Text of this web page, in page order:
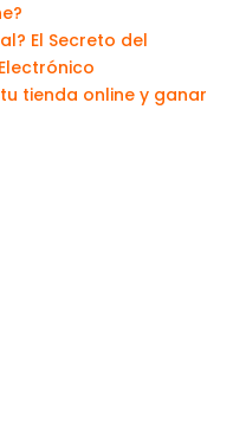
El Secreto del
tienda online y ganar